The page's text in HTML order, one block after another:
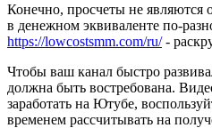
Конечно, просчеты не являются
в денежном эквиваленте по-
https://lowcostsmm.com/ru/-
Чтобы ваш канал быстро
должна быть востребована.
заработать на Ютубе,
временем рассчитывать на